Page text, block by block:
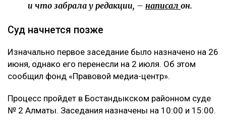
и что забрала у редакции, – написал он.
Суд начнется позже
Изначально первое заседание было назначено на 26
июня, однако его перенесли на 2 июля. Об этом
сообщил фонд «Правовой медиа-центр».
Процесс пройдет в Бостандыкском районном суде
№ 2 Алматы. Заседания назначены на 10:00 и 15:00.